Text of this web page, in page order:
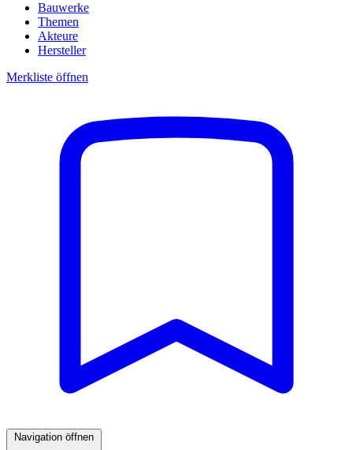
Bauwerke
Themen
Akteure
Hersteller
Merkliste öffnen
Navigation öffnen